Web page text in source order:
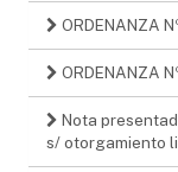
ORDENANZA
ORDENANZA
Nota
s/ otorgamiento